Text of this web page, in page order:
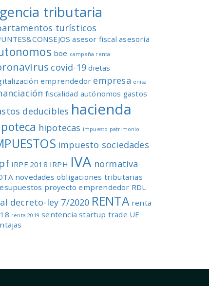
tributaria
turísticos
asesor fiscal asesoría
boe campaña renta
covid-19 dietas
emprendedor empresa enisa
fiscalidad autónomos gastos
deducibles hacienda
hipotecas impuesto patrimonio
impuesto sociedades
IRPF 2018 IRPH IVA normativa
novedades obligaciones tributarias
proyecto emprendedor RDL
decreto-ley 7/2020 RENTA renta
renta 2019 sentencia startup trade UE